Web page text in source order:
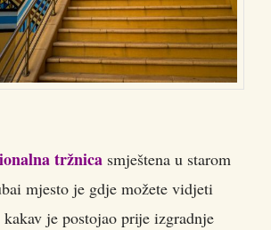
tržnica smještena u starom
mjesto je gdje možete vidjeti
je postojao prije izgradnje